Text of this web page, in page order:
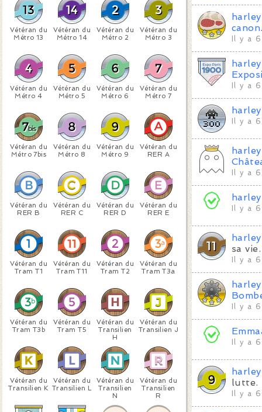
Vétéran du
Métro 13
Vétéran du
Métro 14
Vétéran du
Métro 2
Vétéran du
Métro 3
Vétéran du
Métro 4
Vétéran du
Métro 5
Vétéran du
Métro 6
Vétéran du
Métro 7
Vétéran du
Métro 7bis
Vétéran du
Métro 8
Vétéran du
Métro 9
Vétéran du
RER A
Vétéran du
RER B
Vétéran du
RER C
Vétéran du
RER D
Vétéran du
RER E
Vétéran du
Tram T1
Vétéran du
Tram T11
Vétéran du
Tram T2
Vétéran du
Tram T3a
Vétéran du
Tram T3b
Vétéran du
Tram T5
Vétéran du
Transilien
H
Vétéran du
Transilien J
Vétéran du
Transilien K
Vétéran du
Transilien L
Vétéran du
Transilien
N
Vétéran du
Transilien
R
canon
Il y a
Il y a
Il y a
Il y a
Il y a
sa vie.
Il y a
Il y a
Il y a
lutte.
Il y a